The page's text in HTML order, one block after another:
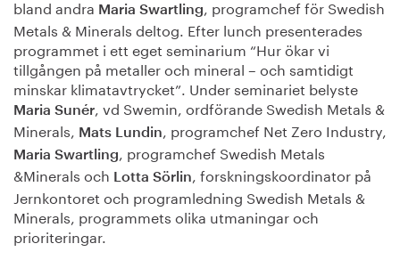
bland andra Maria Swartling
, programchef för Swedish
Metals & Minerals deltog. Efter lunch presenterades
programmet i ett eget seminarium “Hur ökar vi
tillgången på metaller och mineral – och samtidigt
minskar klimatavtrycket”. Under seminariet belyste
Maria Sunér , vd Swemin, ordförande Swedish Metals &
Minerals,
Mats Lundin , programchef Net Zero Industry,
Maria Swartling
, programchef Swedish Metals
&Minerals och
Lotta Sörlin
, forskningskoordinator på
Jernkontoret och programledning Swedish Metals &
Minerals, programmets olika utmaningar och
prioriteringar.